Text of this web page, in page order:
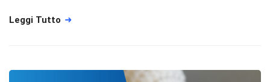
Leggi Tutto